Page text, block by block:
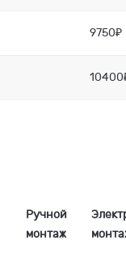
9750₽
Ручной
монтаж